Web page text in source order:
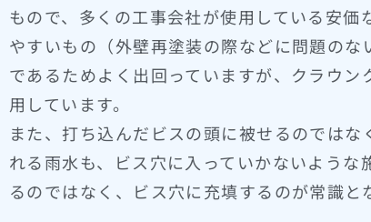
もので、多くの工事会社が使用している安
やすいもの（外壁再塗装の際などに問題の
であるためよく出回っていますが、クラウ
用しています。
また、打ち込んだビスの頭に被せるのでは
れる雨水も、ビス穴に入っていかないよう
るのではなく、ビス穴に充填するのが常識と